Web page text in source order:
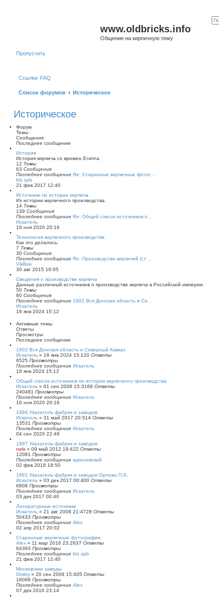
www.oldbricks.info
Общение на кирпичную тему
Пропустить
Ссылки FAQ
Список форумов Историческое
Историческое
Форум
Темы
Сообщения
Последнее сообщение
История
История кирпича со времен Египта.
12 Темы
63 Сообщения
Последнее сообщение Re: Старинные кирпичные фотог…
bls spb
е
е
й
т
и
к
п
о
л
е
д
н
е
у
о
о
б
щ
е
н
и
21 фев 2017 12:40
Источники по истории кирпича
Из истории кирпичного производства.
14 Темы
139 Сообщения
Последнее сообщение Re: Общий список источников п…
ИскательП
е
е
й
и
к
о
л
е
н
е
м
у
о
б
щ
н
и
ю
16 ноя 2020 20:16
Технология кирпичного производства
Как это делалось.
7 Темы
30 Сообщения
Последнее сообщение Re: Производство кирпичей (ст…
VikBekП
е
е
й
т
и
к
п
о
л
е
д
н
е
м
у
с
о
о
щ
е
н
и
ю
30 авг 2015 18:05
Сведения о производстве кирпича
Данные различный источников о производстве кирпича в Российской империи.
50 Темы
60 Сообщения
Последнее сообщение 1902 Вся Донская область и Се…
ИскательП
е
й
и
к
п
о
с
л
е
н
е
м
у
с
о
б
щ
е
н
ю
18 янв 2024 15:12
Активные темы
Ответы
Просмотры
Последнее сообщение
1902 Вся Донская область и Северный Кавказ
Искатель » 18 янв 2024 15:120 Ответы
6525 Просмотры
Последнее сообщение Искатель
18 янв 2024 15:12
Общий список источников по истории кирпичного производства
Искатель » 01 сен 2008 15:3169 Ответы
240481 Просмотры
Последнее сообщение Искатель
16 ноя 2020 20:16
1894 Указатель фабрик и заводов
Искатель » 31 май 2017 20:514 Ответы
13531 Просмотры
Последнее сообщение Искатель
04 сен 2020 22:48
1887 Указатель фабрик и заводов
nels » 09 май 2012 19:422 Ответы
12081 Просмотры
Последнее сообщение куреневский
02 фев 2018 18:50
1881 Указатель фабрик и заводов Орлова П.А.
Искатель » 03 дек 2017 00:400 Ответы
6808 Просмотры
Последнее сообщение Искатель
03 дек 2017 00:40
Литературные источники
Искатель » 21 авг 2008 21:4728 Ответы
50433 Просмотры
Последнее сообщение Alex
02 апр 2017 20:02
Старинные кирпичные фотографии
Alex » 11 мар 2016 23:2637 Ответы
64393 Просмотры
Последнее сообщение bls spb
21 фев 2017 12:40
Московские заводы
Dmitry » 20 сен 2008 15:405 Ответы
16068 Просмотры
Последнее сообщение Alex
07 дек 2016 23:14